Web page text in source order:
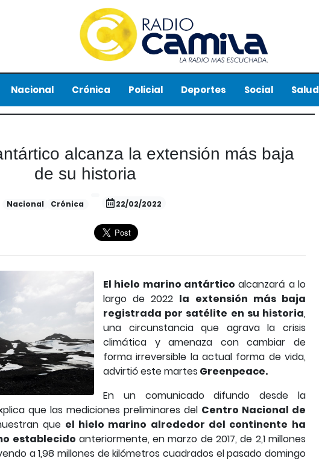
Nacional Crónica Policial Deportes Social Salud
alcanza la extensión más baja
de su historia
Nacional Crónica 22/02/2022
El hielo marino antártico alcanzará a lo
largo de 2022 la extensión más baja
registrada por satélite en su historia,
una circunstancia que agrava la crisis
climática y amenaza con cambiar de
forma irreversible la actual forma de vida,
advirtió este martes Greenpeace.
En un comunicado difundo desde la
que las mediciones preliminares del Centro Nacional de
que el hielo marino alrededor del continente ha
establecido anteriormente, en marzo de 2017, de 2,1 millones
a 1,98 millones de kilómetros cuadrados el pasado domingo